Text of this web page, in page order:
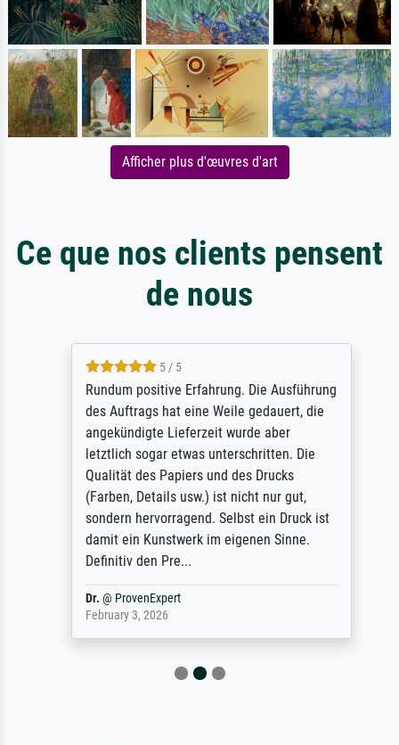
Afficher plus d'œuvres d'art
Ce que nos clients pensent
de nous
5 / 5
Rundum positive Erfahrung. Die Ausführung
des Auftrags hat eine Weile gedauert, die
angekündigte Lieferzeit wurde aber
letztlich sogar etwas unterschritten. Die
Qualität des Papiers und des Drucks
(Farben, Details usw.) ist nicht nur gut,
sondern hervorragend. Selbst ein Druck ist
damit ein Kunstwerk im eigenen Sinne.
Definitiv den Pre...
Dr.@ProvenExpert
February 3, 2026